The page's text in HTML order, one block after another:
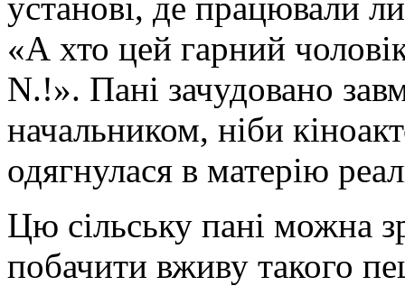
«А хто цей гарний
N.!». Пані зачудовано
начальником, ніби
одягнулася в матерію
Цю сільську пані можна
побачити вживу такого